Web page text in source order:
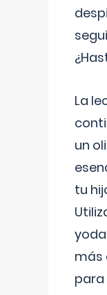
La
un
tu
más
para